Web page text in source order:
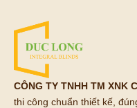
CÔNG TY TNHH TM XNK
thi công chuẩn thiết kế,